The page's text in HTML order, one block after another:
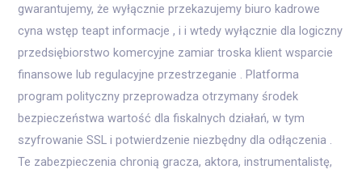
gwarantujemy, że wyłącznie przekazujemy biuro kadrowe
cyna wstęp teapt informacje , i i wtedy wyłącznie dla logiczny
przedsiębiorstwo komercyjne zamiar troska klient wsparcie
finansowe lub regulacyjne przestrzeganie . Platforma
program polityczny przeprowadza otrzymany środek
bezpieczeństwa wartość dla fiskalnych działań, w tym
szyfrowanie SSL i potwierdzenie niezbędny dla odłączenia .
Te zabezpieczenia chronią gracza, aktora, instrumentalistę,